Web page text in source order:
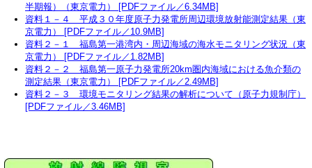
半期報）（東京電力） [PDFファイル／6.34MB]
資料１－４ 平成３０年度原子力発電所周辺環境放射能測定結果（東
京電力） [PDFファイル／10.9MB]
資料２－１ 福島第一港湾内・周辺海域の海水モニタリング状況（東
京電力） [PDFファイル／1.82MB]
資料２－２ 福島第一原子力発電所20km圏内海域における魚介類の
測定結果（東京電力） [PDFファイル／2.49MB]
資料２－３ 環境モニタリング結果の解析について（原子力規制庁）
[PDFファイル／3.46MB]